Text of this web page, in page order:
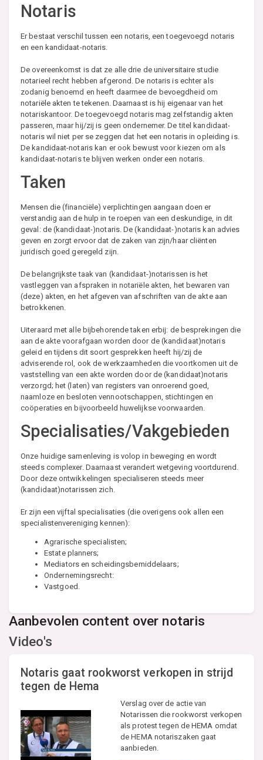
Notaris
Er bestaat verschil tussen een notaris, een toegevoegd notaris
en een kandidaat-notaris.
De overeenkomst is dat ze alle drie de universitaire studie
notarieel recht hebben afgerond. De notaris is echter als
zodanig benoemd en heeft daarmee de bevoegdheid om
notariële akten te tekenen. Daarnaast is hij eigenaar van het
notariskantoor. De toegevoegd notaris mag zelfstandig akten
passeren, maar hij/zij is geen ondernemer. De titel kandidaat-
notaris wil niet per se zeggen dat het een notaris in opleiding is.
De kandidaat-notaris kan er ook bewust voor kiezen om als
kandidaat-notaris te blijven werken onder een notaris.
Taken
Mensen die (financiële) verplichtingen aangaan doen er
verstandig aan de hulp in te roepen van een deskundige, in dit
geval: de (kandidaat-)notaris. De (kandidaat-)notaris kan advies
geven en zorgt ervoor dat de zaken van zijn/haar cliënten
juridisch goed geregeld zijn.
De belangrijkste taak van (kandidaat-)notarissen is het
vastleggen van afspraken in notariële akten, het bewaren van
(deze) akten, en het afgeven van afschriften van de akte aan
betrokkenen.
Uiteraard met alle bijbehorende taken erbij: de besprekingen die
aan de akte voorafgaan worden door de (kandidaat)notaris
geleid en tijdens dit soort gesprekken heeft hij/zij de
adviserende rol, ook de werkzaamheden die voortkomen uit de
vaststelling van een akte worden door de (kandidaat)notaris
verzorgd; het (laten) van registers van onroerend goed,
naamloze en besloten vennootschappen, stichtingen en
coöperaties en bijvoorbeeld huwelijkse voorwaarden.
Specialisaties/Vakgebieden
Onze huidige samenleving is volop in beweging en wordt
steeds complexer. Daarnaast verandert wetgeving voortdurend.
Door deze ontwikkelingen specialiseren steeds meer
(kandidaat)notarissen zich.
Er zijn een vijftal specialisaties (die overigens ook allen een
specialistenvereniging kennen):
Agrarische specialisten;
Estate planners;
Mediators en scheidingsbemiddelaars;
Ondernemingsrecht:
Vastgoed.
Aanbevolen content over notaris
Video's
Notaris gaat rookworst verkopen in strijd
tegen de Hema
Verslag over de actie van
Notarissen die rookworst verkopen
als protest tegen de HEMA omdat
de HEMA notariszaken gaat
aanbieden.